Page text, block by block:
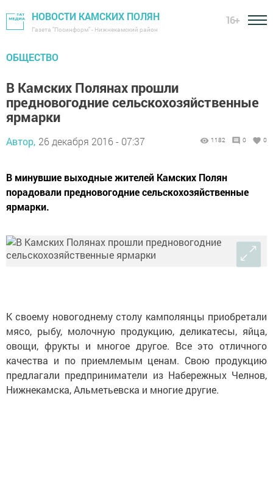
НОВОСТИ КАМСКИХ ПОЛЯН
Газета "Посинформ" - Нижнекамский район
16+
ОБЩЕСТВО
В Камских Полянах прошли
предновогодние сельскохозяйственные
ярмарки
Автор, 26 декабря 2016 - 07:37 1182 0 0
В минувшие выходные жителей Камских Полян
порадовали предновогодние сельскохозяйственные
ярмарки.
К своему новогоднему столу камполянцы приобретали
мясо, рыбу, молочную продукцию, деликатесы, яйца,
овощи, фрукты и многое другое. Все это отличного
качества и по приемлемым ценам. Свою продукцию
предлагали предприниматели из Набережных Челнов,
Нижнекамска, Альметьевска и многие другие.